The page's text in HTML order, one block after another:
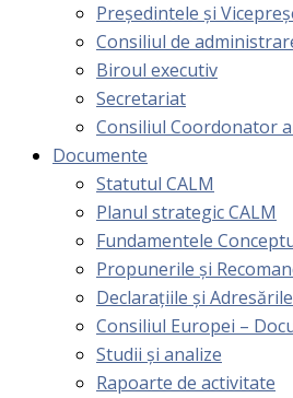
Președintele și
Consiliul de
Biroul executiv
Secretariat
Consiliul Coordonator
Documente
Statutul CALM
Planul strategic CALM
Fundamentele
Propunerile și
Declarațiile și
Consiliul Europei –
Studii și analize
Rapoarte de activitate